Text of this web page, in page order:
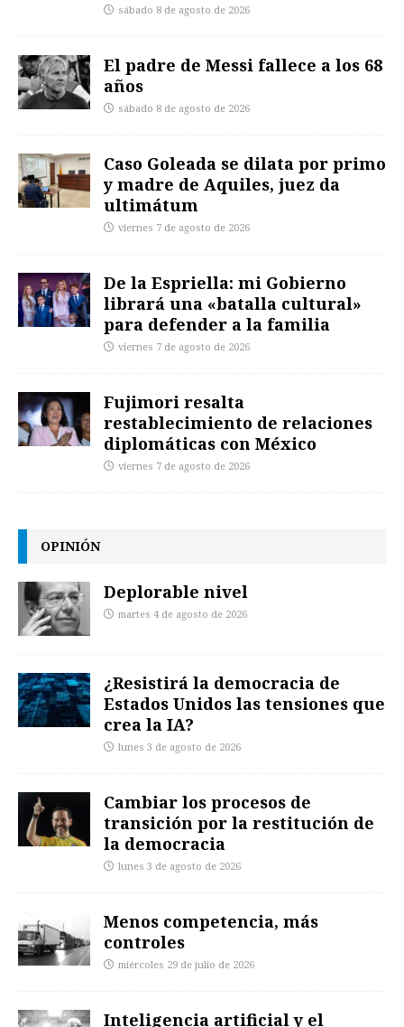
sábado 8 de agosto de 2026
El padre de Messi fallece a los 68
años
sábado 8 de agosto de 2026
Caso Goleada se dilata por primo
y madre de Aquiles, juez da
ultimátum
viernes 7 de agosto de 2026
De la Espriella: mi Gobierno
librará una «batalla cultural»
para defender a la familia
viernes 7 de agosto de 2026
Fujimori resalta
restablecimiento de relaciones
diplomáticas con México
viernes 7 de agosto de 2026
OPINIÓN
Deplorable nivel
martes 4 de agosto de 2026
¿Resistirá la democracia de
Estados Unidos las tensiones que
crea la IA?
lunes 3 de agosto de 2026
Cambiar los procesos de
transición por la restitución de
la democracia
lunes 3 de agosto de 2026
Menos competencia, más
controles
miércoles 29 de julio de 2026
Inteligencia artificial y el